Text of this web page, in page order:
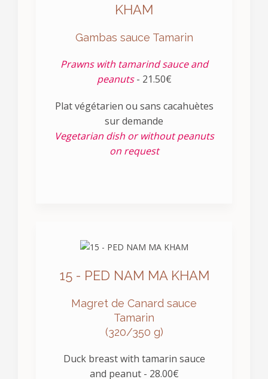
KHAM
Gambas sauce Tamarin
Prawns with tamarind sauce and
peanuts- 21.50€
Plat végétarien ou sans cacahuètes
sur demande
Vegetarian dish or without peanuts
on request
15 - PED NAM MA KHAM
Magret de Canard sauce
Tamarin
(320/350 g)
Duck breast with tamarin sauce
and peanut - 28.00€